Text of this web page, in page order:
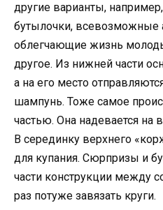
другие варианты,
бутылочки, всевозможные
облегчающие жизнь
другое. Из нижней части
а на его место
шампунь. Тоже самое
частью. Она надевается на
В серединку верхнего
для купания. Сюрпризы и
части конструкции между
раз потуже завязать круги.